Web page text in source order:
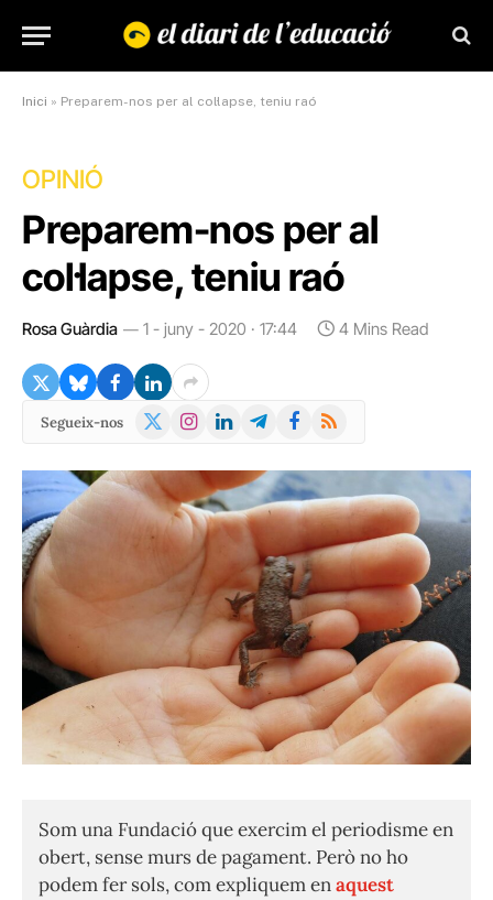
Inici » Preparem-nos per al col·lapse, teniu raó
OPINIÓ
Preparem-nos per al
col·lapse, teniu raó
Rosa Guàrdia 1 - juny - 2020 · 17:44 4 Mins Read
Segueix-nos
X
Instagram
LinkedInTelegramFacebook
RSS
Som una Fundació que exercim el periodisme en
obert, sense murs de pagament. Però no ho
podem fer sols, com expliquem enaquest